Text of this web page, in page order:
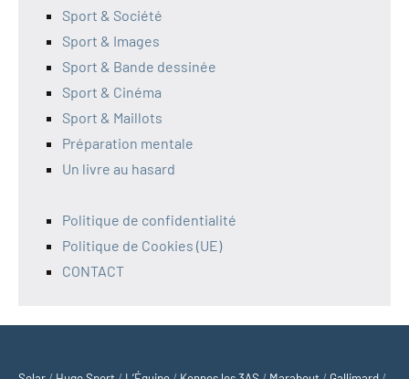
Sport & Société
Sport & Images
Sport & Bande dessinée
Sport & Cinéma
Sport & Maillots
Préparation mentale
Un livre au hasard
Politique de confidentialité
Politique de Cookies (UE)
CONTACT